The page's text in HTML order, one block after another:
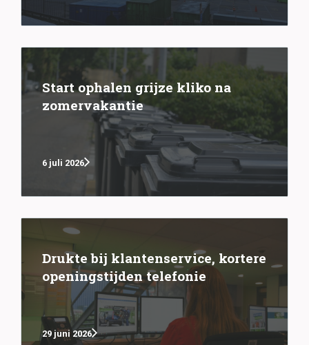
Start ophalen grijze kliko na
zomervakantie
6 juli 2026
Drukte bij klantenservice, kortere
openingstijden telefonie
29 juni 2026